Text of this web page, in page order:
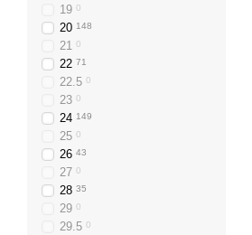
19 0
20 148
21 0
22 71
22.5 0
23 0
24 149
25 0
26 43
27 0
28 35
29 0
29.5 0